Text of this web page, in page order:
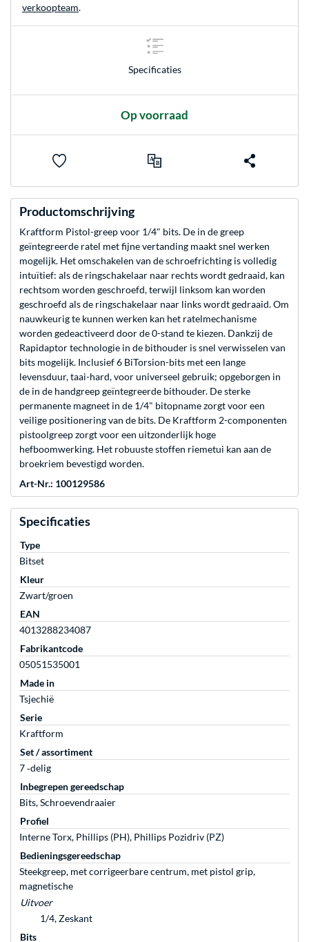
verkoopteam.
Specificaties
Op voorraad
Productomschrijving
Kraftform Pistol-greep voor 1/4" bits. De in de greep
geïntegreerde ratel met fijne vertanding maakt snel werken
mogelijk. Het omschakelen van de schroefrichting is volledig
intuïtief: als de ringschakelaar naar rechts wordt gedraaid, kan
rechtsom worden geschroefd, terwijl linksom kan worden
geschroefd als de ringschakelaar naar links wordt gedraaid. Om
nauwkeurig te kunnen werken kan het ratelmechanisme
worden gedeactiveerd door de 0-stand te kiezen. Dankzij de
Rapidaptor technologie in de bithouder is snel verwisselen van
bits mogelijk. Inclusief 6 BiTorsion-bits met een lange
levensduur, taai-hard, voor universeel gebruik; opgeborgen in
de in de handgreep geïntegreerde bithouder. De sterke
permanente magneet in de 1/4" bitopname zorgt voor een
veilige positionering van de bits. De Kraftform 2-componenten
pistoolgreep zorgt voor een uitzonderlijk hoge
hefboomwerking. Het robuuste stoffen riemetui kan aan de
broekriem bevestigd worden.
Art-Nr.: 100129586
Specificaties
Type
Bitset
Kleur
Zwart/groen
EAN
4013288234087
Fabrikantcode
05051535001
Made in
Tsjechië
Serie
Kraftform
Set / assortiment
7 ‐delig
Inbegrepen gereedschap
Bits, Schroevendraaier
Profiel
Interne Torx, Phillips (PH), Phillips Pozidriv (PZ)
Bedieningsgereedschap
Steekgreep, met corrigeerbare centrum, met pistol grip,
magnetische
Uitvoer
1/4, Zeskant
Bits